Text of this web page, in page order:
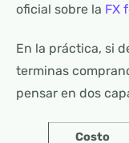
oficial sobre la FX
En la práctica, si
terminas
pensar en dos
Costo